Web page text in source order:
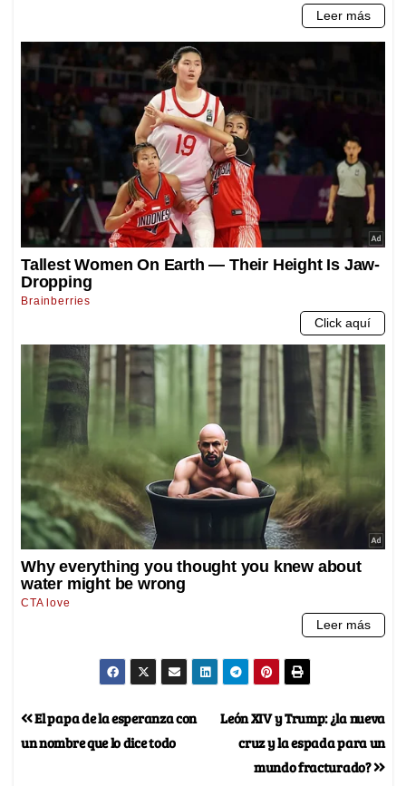
León XIV y Trump: ¿la nueva
cruz y la espada para un
mundo fracturado?
El papa de la esperanza con
un nombre que lo dice todo